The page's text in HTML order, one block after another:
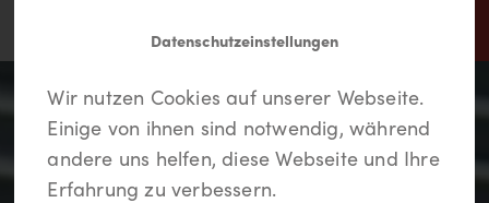
In Lippstadt findet jeder
etwas.
Deine Lieblingsorte zu speichern und eine
Route anzulegen. Wenn Du noch kein Login
hast, kannst Du Dich hier kostenlos anmelden.
Datenschutzeinstellungen
Wir nutzen Cookies auf unserer Webseite.
Einige von ihnen sind notwendig, während
andere uns helfen, diese Webseite und Ihre
Erfahrung zu verbessern.